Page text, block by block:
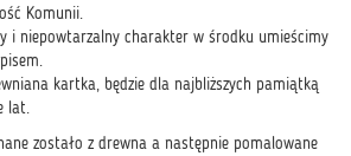
Komunii.
i niepowtarzalny charakter w środku umieścimy
kartka, będzie dla najbliższych pamiątką
lat.
zostało z drewna a następnie pomalowane